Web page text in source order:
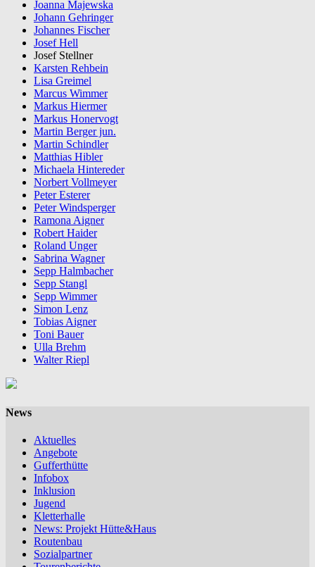
Joanna Majewska
Johann Gehringer
Johannes Fischer
Josef Hell
Josef Stellner
Karsten Rehbein
Lisa Greimel
Marcus Wimmer
Markus Hiermer
Markus Honervogt
Martin Berger jun.
Martin Schindler
Matthias Hibler
Michaela Hintereder
Norbert Vollmeyer
Peter Esterer
Peter Windsperger
Ramona Aigner
Robert Haider
Roland Unger
Sabrina Wagner
Sepp Halmbacher
Sepp Stangl
Sepp Wimmer
Simon Lenz
Tobias Aigner
Toni Bauer
Ulla Brehm
Walter Riepl
News
Aktuelles
Angebote
Gufferthütte
Infobox
Inklusion
Jugend
Kletterhalle
News: Projekt Hütte&Haus
Routenbau
Sozialpartner